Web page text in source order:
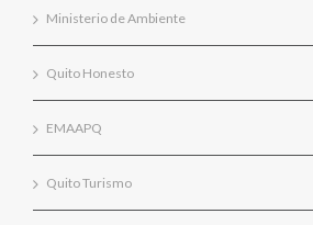
Ministerio de Ambiente
Quito Honesto
EMAAPQ
Quito Turismo